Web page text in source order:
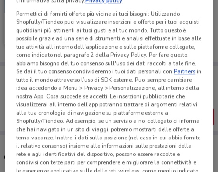
Euronics
Scade il 19/08 7.6 km
Porta DoveConviene sempre con te!
Puoi trovare le migliori offerte dei negozi vicino a te,
salvarle e creare la tua lista del risparmio, comodamente
dal tuo cellulare.
SCARICA L’APP
Orari e Indirizzi Euronics
Permettici di fornirti offerte più vicine ai tuoi bisogni: Utilizzando
Shopfully/Tiendeo puoi visualizzare inserzioni e offerte per i tuoi acquisti
quotidiani più attinenti ai tuoi gusti e al tuo mondo. Tutto questo è
possibile grazie ad una serie di strumenti e analisi effettuate in base alle
tue attività all'interno dell'applicazione e sulle piattaforme collegate,
come indicato nel paragrafo 2 della Privacy Policy. Per fare questo,
abbiamo bisogno del tuo consenso sull'uso dei dati raccolti a tale fine.
Se dai il tuo consenso condivideremo i tuoi dati personali conPartnersin
tutto il mondo attraverso l’uso di SDK esterne. Puoi sempre cambiare
idea accedendo a Menu > Privacy > Personalizzazione, all’interno della
nostra App. Cosa succede se accetti: Le inserzioni pubblicitarie che
visualizzerai all'interno dell’app potranno trattare di argomenti relativi
alla tua cronologia di navigazione su piattaforme esterne a
Shopfully/Tiendeo. Ad esempio, se un servizio a noi collegato ci informa
che hai navigato in un sito di viaggi, potremo mostrarti delle offerte a
tema vacanze. Inoltre, i dati sulla posizione (nel caso in cui abbia fornito
il relativo consenso) insieme alle informazioni sulle prestazioni della
rete e agli identificativi del dispositivo, possono essere raccolte e
condivisi con terze parti per comprendere e migliorare la connettività e